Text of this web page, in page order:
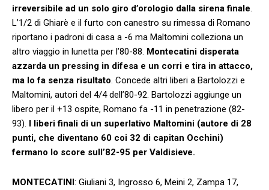
irreversibile ad un solo giro d’orologio dalla sirena finale.
L’1/2 di Ghiarè e il furto con canestro su rimessa di Romano
riportano i padroni di casa a -6 ma Maltomini colleziona un
altro viaggio in lunetta per l’80-88. Montecatini disperata
azzarda un pressing in difesa e un corri e tira in attacco,
ma lo fa senza risultato. Concede altri liberi a Bartolozzi e
Maltomini, autori del 4/4 dell’80-92. Bartolozzi aggiunge un
libero per il +13 ospite, Romano fa -11 in penetrazione (82-
93). I liberi finali di un superlativo Maltomini (autore di 28
punti, che diventano 60 coi 32 di capitan Occhini)
fermano lo score sull’82-95 per Valdisieve.
MONTECATINI: Giuliani 3, Ingrosso 6, Meini 2, Zampa 17,